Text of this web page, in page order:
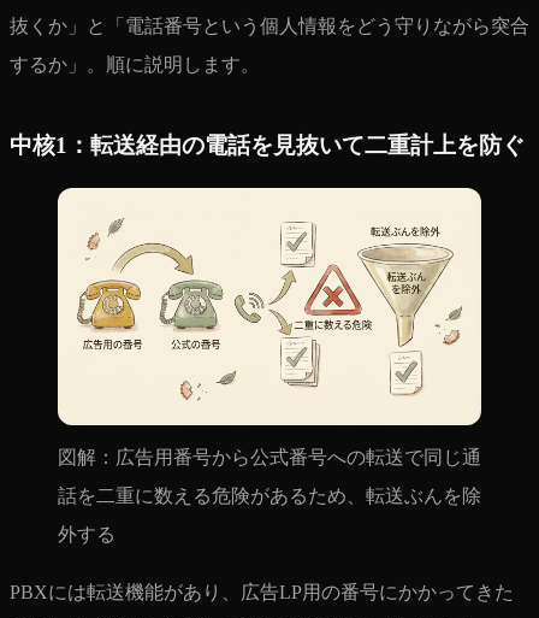
抜くか」と「電話番号という個人情報をどう守りながら突合
するか」。順に説明します。
中核1：転送経由の電話を見抜いて二重計上を防ぐ
図解：広告用番号から公式番号への転送で同じ通
話を二重に数える危険があるため、転送ぶんを除
外する
PBXには転送機能があり、広告LP用の番号にかかってきた